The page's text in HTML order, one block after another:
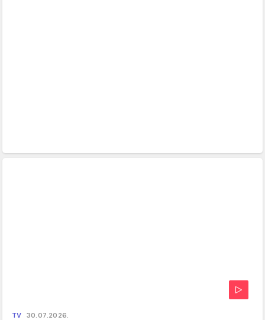
TV 30.07.2026.